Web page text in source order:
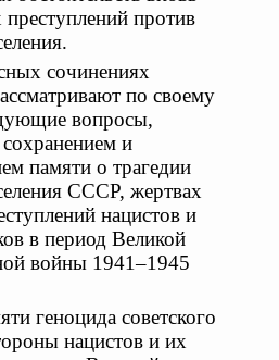
против
сочинениях
по своему
вопросы,
и
памяти о трагедии
СССР, жертвах
нацистов и
в период Великой
войны 1941–1945
геноцида советского
нацистов и их